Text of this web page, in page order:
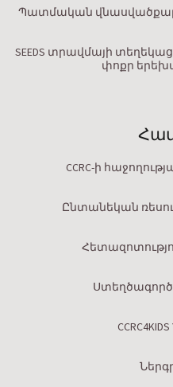
Պատմական
SEEDS տրավմայի
փոքր
CCRC-ի
Ընտանեկան